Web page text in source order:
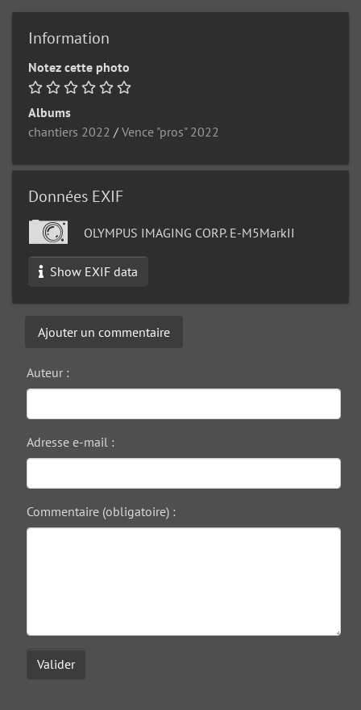
Information
Notez cette photo
Albums
chantiers 2022 / Vence "pros" 2022
Données EXIF
OLYMPUS IMAGING CORP. E-M5MarkII
Show EXIF data
Ajouter un commentaire
Auteur :
Adresse e-mail :
Commentaire (obligatoire) :
Valider